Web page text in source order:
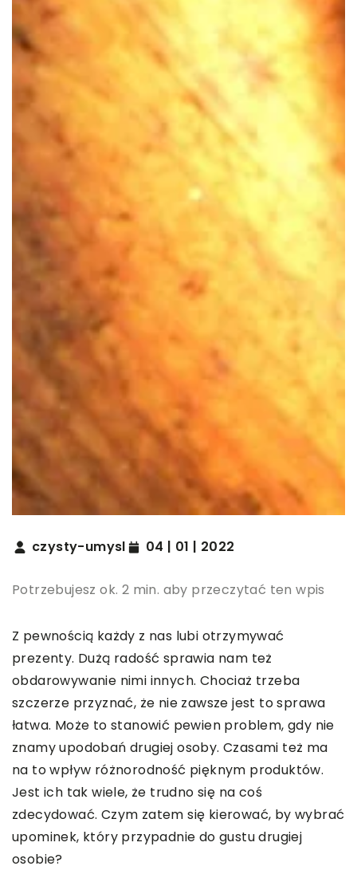
czysty-umysl 04 | 01 | 2022
Potrzebujesz ok. 2 min. aby przeczytać ten wpis
Z pewnością każdy z nas lubi otrzymywać
prezenty. Dużą radość sprawia nam też
obdarowywanie nimi innych. Chociaż trzeba
szczerze przyznać, że nie zawsze jest to sprawa
łatwa. Może to stanowić pewien problem, gdy nie
znamy upodobań drugiej osoby. Czasami też ma
na to wpływ różnorodność pięknym produktów.
Jest ich tak wiele, że trudno się na coś
zdecydować. Czym zatem się kierować, by wybrać
upominek, który przypadnie do gustu drugiej
osobie?